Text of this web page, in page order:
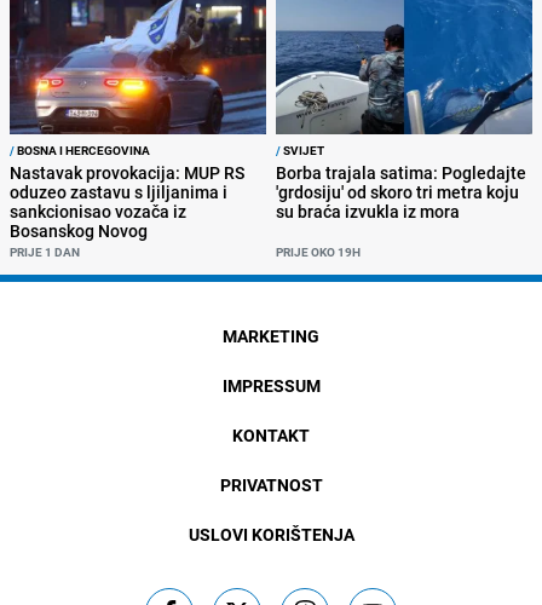
/BOSNA I HERCEGOVINA
Nastavak provokacija: MUP RS
oduzeo zastavu s ljiljanima i
sankcionisao vozača iz
Bosanskog Novog
PRIJE 1 DAN
/SVIJET
Borba trajala satima: Pogledajte
'grdosiju' od skoro tri metra koju
su braća izvukla iz mora
PRIJE OKO 19H
MARKETING
IMPRESSUM
KONTAKT
PRIVATNOST
USLOVI KORIŠTENJA